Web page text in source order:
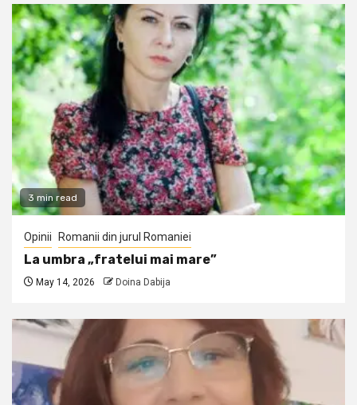
3 min read
Opinii Romanii din jurul Romaniei
La umbra „fratelui mai mare”
May 14, 2026 Doina Dabija